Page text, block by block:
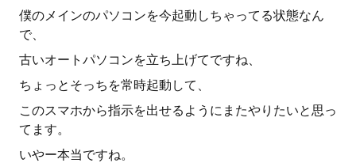
僕のメインのパソコンを今起動しちゃってる状態なん
で、
古いオートパソコンを立ち上げてですね、
ちょっとそっちを常時起動して、
このスマホから指示を出せるようにまたやりたいと思っ
てます。
いやー本当ですね。